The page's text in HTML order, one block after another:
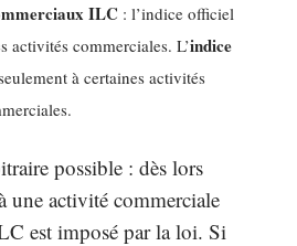
ILC : l’indice officiel
activités commerciales. L’indice
à certaines activités
possible : dès lors
une activité commerciale
est imposé par la loi. Si